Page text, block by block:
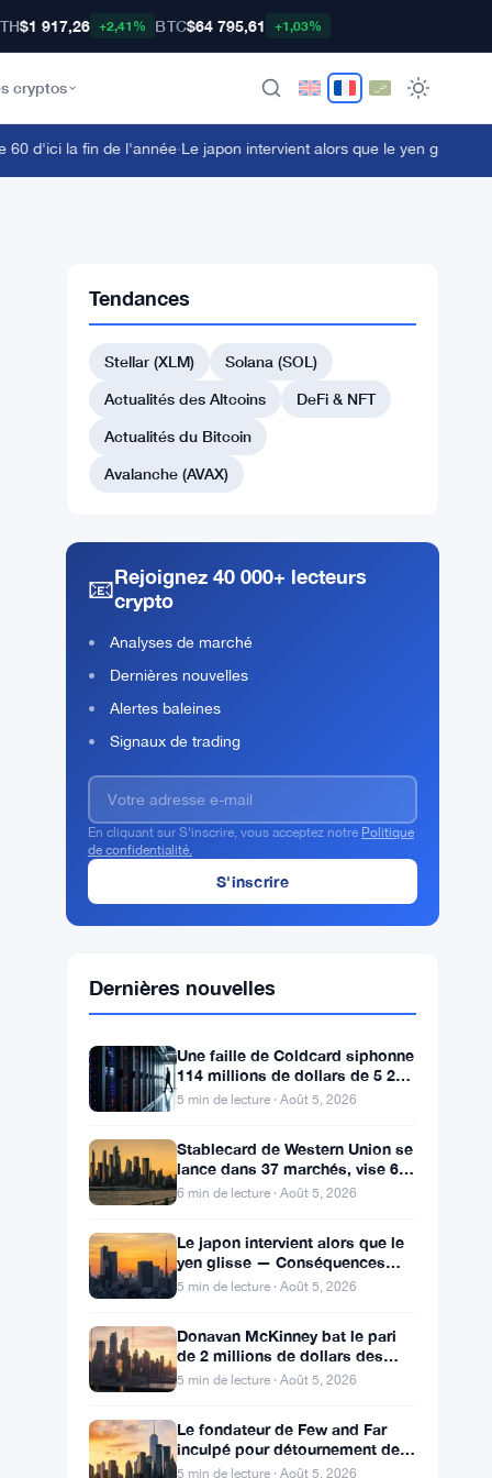
$1 917,26 +2,41% BTC$64 795,61 +1,03%
cryptos
d'ici la fin de l'année·Le japon intervient alors que le yen glisse —
Tendances
Stellar (XLM)
Solana (SOL)
Actualités des Altcoins
DeFi & NFT
Actualités du Bitcoin
Avalanche (AVAX)
📧Rejoignez 40 000+ lecteurs
crypto
Analyses de marché
Dernières nouvelles
Alertes baleines
Signaux de trading
En cliquant sur S'inscrire, vous acceptez notre Politique
de confidentialité.
Dernières nouvelles
Une faille de Coldcard siphonne
114 millions de dollars de 5 200
portefeuilles, renforçant l’attrait
5 min de lecture · Août 5, 2026
Stablecard de Western Union se
lance dans 37 marchés, vise 60
d’ici la fin de l’année
6 min de lecture · Août 5, 2026
Le japon intervient alors que le
yen glisse — Conséquences
pour les trades de portage
5 min de lecture · Août 5, 2026
Donavan McKinney bat le pari
de 2 millions de dollars des
cryptos dans la primaire du 13e
5 min de lecture · Août 5, 2026
Le fondateur de Few and Far
inculpé pour détournement de
10 millions vers le jeu et
5 min de lecture · Août 5, 2026